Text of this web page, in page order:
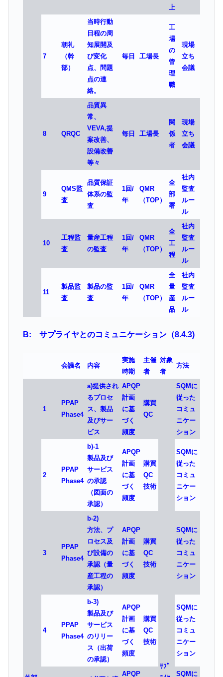
上
7
朝礼
（幹
部）
当時行動
日程の周
知展開及
び変化
点、問題
点の連
絡。
毎日 工場長
工
場
の
管
理
職
現場
立ち
会議
8 QRQC
品質異
常、
VEVA,提
案改善、
設備改善
等々
毎日 工場長
関
係
者
現場
立ち
会議
9
QMS監
査
品質保証
体系の監
査
1回/
年
QMR
（TOP）
全
部
署
社内
監査
ルー
ル
10
工程監
査
量産工程
の監査
1回/
年
QMR
（TOP）
全
工
程
社内
監査
ルー
ル
11
製品監
査
製品の監
査
1回/
年
QMR
（TOP）
全
量
産
品
社内
監査
ルー
ル
B: サプライヤとのコミュニケーション（8.4.3)
会議名 内容
実施
時期
主催
者
対象
者
方法
1
PPAP
Phase4
a)提供され
るプロセ
ス、製品
及びサー
ビス
APQP
計画
に基
づく
頻度
購買
QC
ｻﾌﾟ
SQMに
従った
コミュ
ニケー
ション
2
PPAP
Phase4
b)-1
製品及び
サービス
の承認
（図面の
承認）
APQP
計画
に基
づく
頻度
購買
QC
技術
SQMに
従った
コミュ
ニケー
ション
3
PPAP
Phase4
b-2)
方法、プ
ロセス及
び設備の
承認（量
産工程の
承認）
APQP
計画
に基
づく
頻度
購買
QC
技術
SQMに
従った
コミュ
ニケー
ション
4
PPAP
Phase4
b-3)
製品及び
サービス
のリリー
ス（出荷
の承認）
APQP
計画
に基
づく
頻度
購買
QC
技術
SQMに
従った
コミュ
ニケー
ション
APQP SQMに